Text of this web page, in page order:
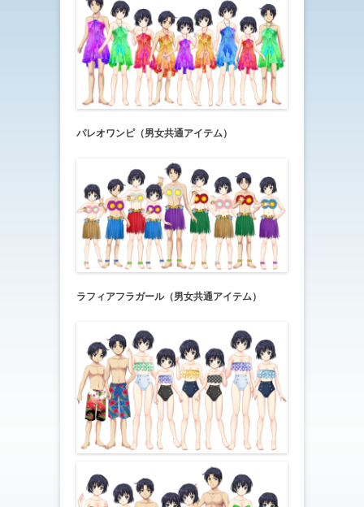
パレオワンピ（男女共通アイテム）
ラフィアフラガール（男女共通アイテム）